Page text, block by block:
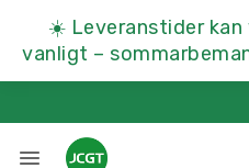
☀️ Leveranstider
vanligt –